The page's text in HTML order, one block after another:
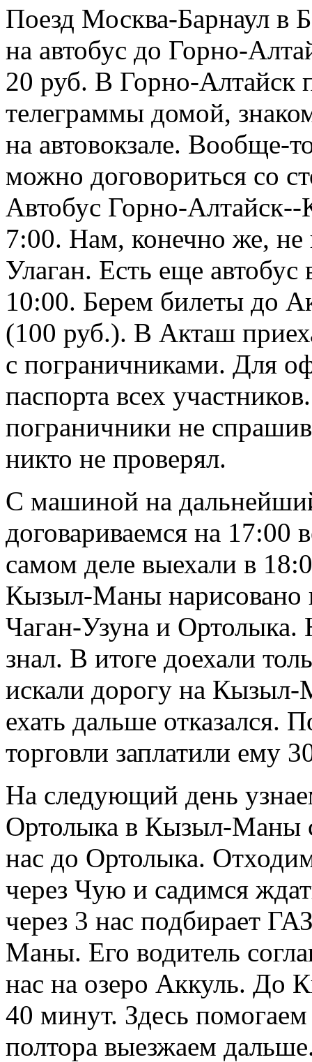
Поезд Москва-Барнаул в
на автобус до Горно-
20 руб. В Горно-Алтайск
телеграммы домой,
на автовокзале. Вообще-
можно договориться со
Автобус Горно-
7:00. Нам, конечно же, не
Улаган. Есть еще
10:00. Берем билеты до
(100 руб.). В Акташ
с пограничниками. Для
паспорта всех
пограничники не
никто не проверял.
С машиной на
договариваемся на 17:00
самом деле выехали в
Кызыл-Маны нарисовано
Чаган-Узуна и Ортолыка.
знал. В итоге доехали
искали дорогу на
ехать дальше отказался.
торговли заплатили ему
На следующий день
Ортолыка в Кызыл-Маны
нас до Ортолыка.
через Чую и садимся
через 3 нас подбирает
Маны. Его водитель
нас на озеро Аккуль. До
40 минут. Здесь помогаем
полтора выезжаем